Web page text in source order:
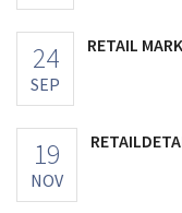
24
SEP
RETAIL
19
NOV